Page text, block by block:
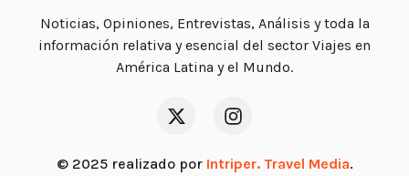
Noticias, Opiniones, Entrevistas, Análisis y toda la
información relativa y esencial del sector Viajes en
América Latina y el Mundo.
© 2025 realizado por Intriper. Travel Media.